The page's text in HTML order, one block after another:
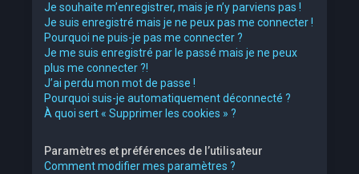
Je souhaite m’enregistrer, mais je n’y parviens pas !
Je suis enregistré mais je ne peux pas me connecter !
Pourquoi ne puis-je pas me connecter ?
Je me suis enregistré par le passé mais je ne peux
plus me connecter ?!
J’ai perdu mon mot de passe !
Pourquoi suis-je automatiquement déconnecté ?
À quoi sert « Supprimer les cookies » ?
Paramètres et préférences de l’utilisateur
Comment modifier mes paramètres ?